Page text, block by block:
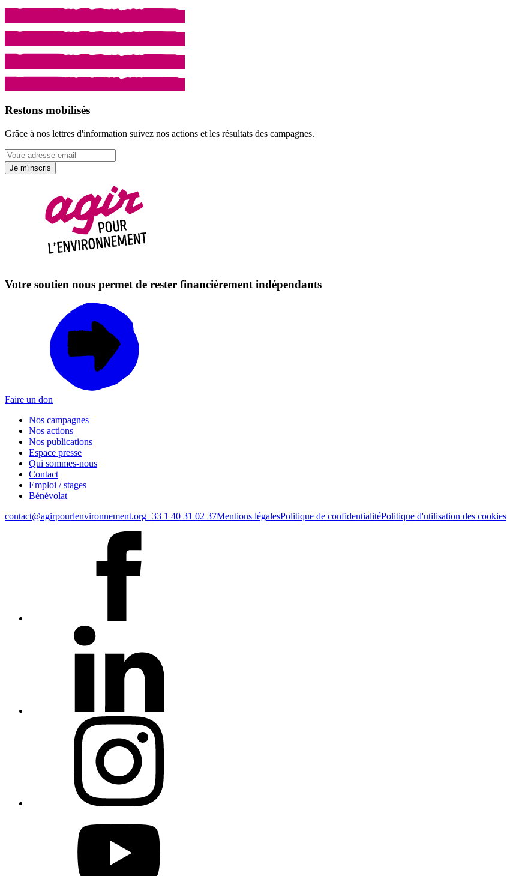
Restons mobilisés
Grâce à nos lettres d'information suivez nos actions et les résultats des campagnes.
Je m'inscris
Votre soutien nous permet de rester financièrement indépendants
Faire un don
Nos campagnes
Nos actions
Nos publications
Espace presse
Qui sommes-nous
Contact
Emploi / stages
Bénévolat
contact@agirpourlenvironnement.org+33 1 40 31 02 37Mentions légalesPolitique de confidentialitéPolitique d'utilisation des cookies